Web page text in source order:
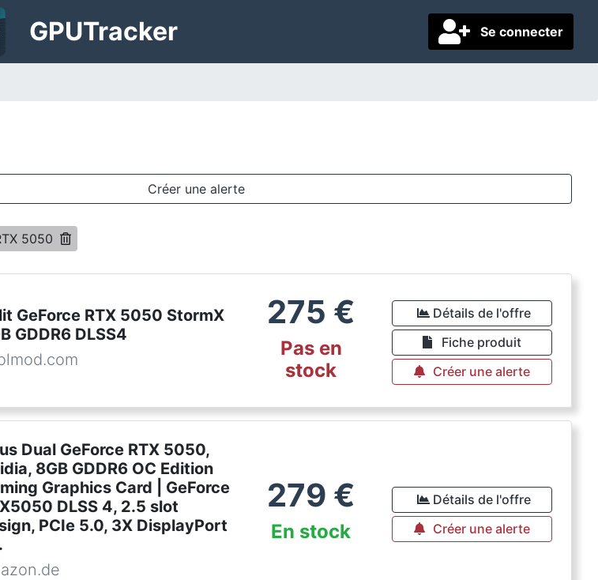
Se connecter
GPUTracker
Créer une alerte
5050
GeForce RTX 5050 StormX
GDDR6 DLSS4
275 €
Pas en
stock
Détails de l'offre
Fiche produit
Créer une alerte
Dual GeForce RTX 5050,
8GB GDDR6 OC Edition
Graphics Card | GeForce
DLSS 4, 2.5 slot
PCIe 5.0, 3X DisplayPort
279 €
En stock
Détails de l'offre
Créer une alerte